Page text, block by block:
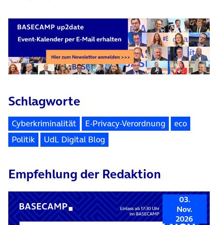
Schlagworte
Cyberkriminalität E-Privacy-Verordnung
eco
Politik
UdL Digital Blog
Empfehlung der Redaktion
03.
Nov.
2026